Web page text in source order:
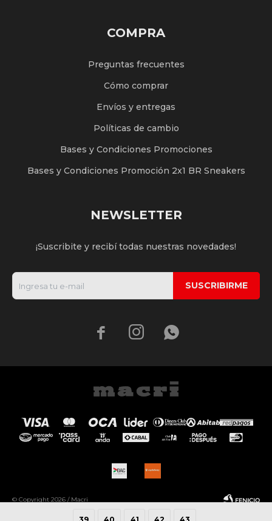
39 40 41 42 43
COMPRA
Preguntas frecuentes
Cómo comprar
Envíos y entregas
Políticas de cambio
Bases y Condiciones Promociones
Bases y Condiciones Promoción 2x1 BR Sneakers
NEWSLETTER
¡Suscribite y recibí todas nuestras novedades!
SUSCRIBIRME
  
© Copyright 2026 / Macri